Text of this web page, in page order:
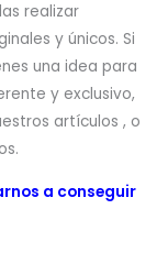
realizar
y únicos. Si
una idea para
y exclusivo,
artículos , o
a conseguir